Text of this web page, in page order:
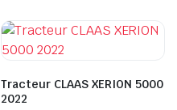
Tracteur CLAAS XERION 5000
2022